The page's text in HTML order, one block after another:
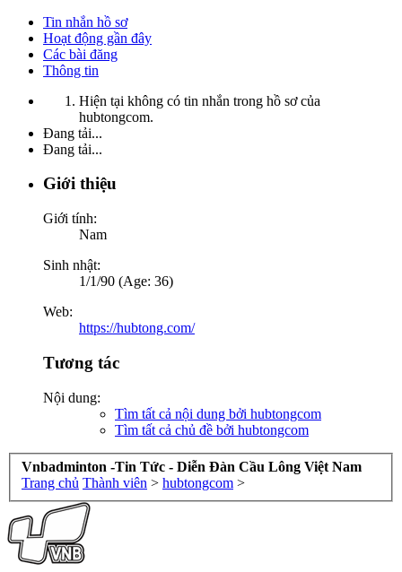
Tin nhắn hồ sơ
Hoạt động gần đây
Các bài đăng
Thông tin
Hiện tại không có tin nhắn trong hồ sơ của
hubtongcom.
Đang tải...
Đang tải...
Giới thiệu
Giới tính:
Nam
Sinh nhật:
1/1/90 (Age: 36)
Web:
https://hubtong.com/
Tương tác
Nội dung:
Tìm tất cả nội dung bởi hubtongcom
Tìm tất cả chủ đề bởi hubtongcom
Vnbadminton -Tin Tức - Diễn Đàn Cầu Lông Việt Nam
Trang chủ Thành viên > hubtongcom >